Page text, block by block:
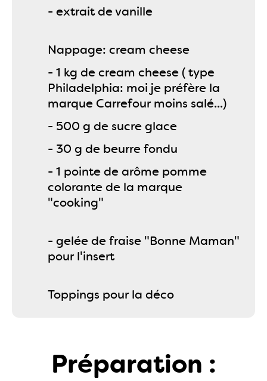
- extrait de vanille
Nappage: cream cheese
- 1 kg de cream cheese ( type
Philadelphia: moi je préfère la
marque Carrefour moins salé...)
- 500 g de sucre glace
- 30 g de beurre fondu
- 1 pointe de arôme pomme
colorante de la marque
"cooking"
- gelée de fraise "Bonne Maman"
pour l'insert
Toppings pour la déco
Préparation :